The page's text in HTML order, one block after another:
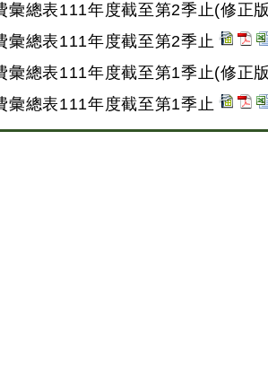
彙總表111年度截至第2季止(修正
彙總表111年度截至第2季止
彙總表111年度截至第1季止(修正
彙總表111年度截至第1季止